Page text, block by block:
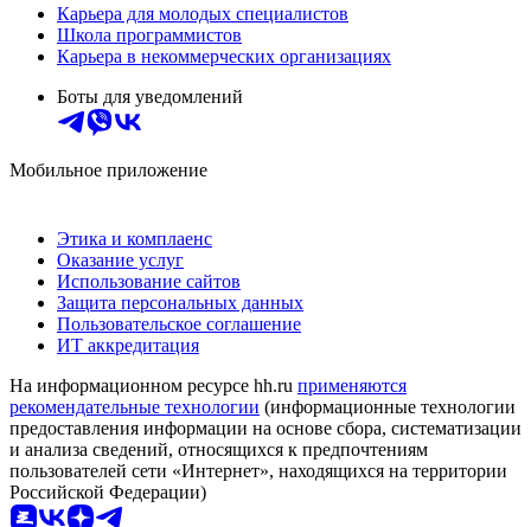
Карьера для молодых специалистов
Школа программистов
Карьера в некоммерческих организациях
Боты для уведомлений
Мобильное приложение
Этика и комплаенс
Оказание услуг
Использование сайтов
Защита персональных данных
Пользовательское соглашение
ИТ аккредитация
На информационном ресурсе hh.ru применяются
рекомендательные технологии (информационные технологии
предоставления информации на основе сбора, систематизации
и анализа сведений, относящихся к предпочтениям
пользователей сети «Интернет», находящихся на территории
Российской Федерации)